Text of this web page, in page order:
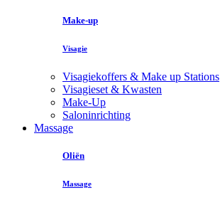
Make-up
Visagie
Visagiekoffers & Make up Stations
Visagieset & Kwasten
Make-Up
Saloninrichting
Massage
Oliën
Massage